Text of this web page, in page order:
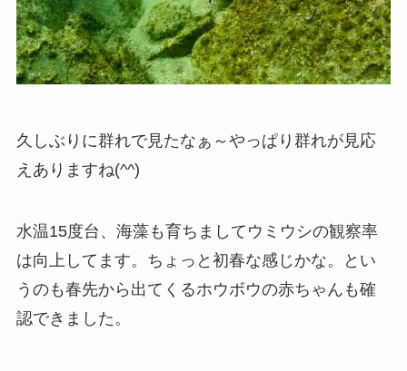
久しぶりに群れで見たなぁ～やっぱり群れが見応
えありますね(^^)
水温15度台、海藻も育ちましてウミウシの観察率
は向上してます。ちょっと初春な感じかな。とい
うのも春先から出てくるホウボウの赤ちゃんも確
認できました。